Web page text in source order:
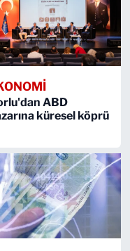
ABD
küresel köprü